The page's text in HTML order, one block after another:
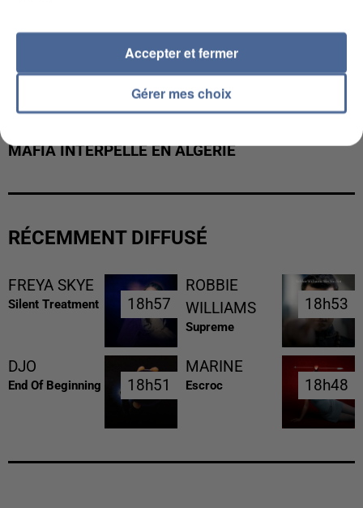
MAFIA INTERPELLÉ EN ALGÉRIE
RÉCEMMENT DIFFUSÉ
FREYA SKYE
Silent Treatment 18h57
18h57
ROBBIE
WILLIAMS
Supreme
18h53
18h53
DJO
End Of Beginning 18h51
18h51
MARINE
Escroc 18h48
18h48
Gérer mes choix
Accepter et fermer